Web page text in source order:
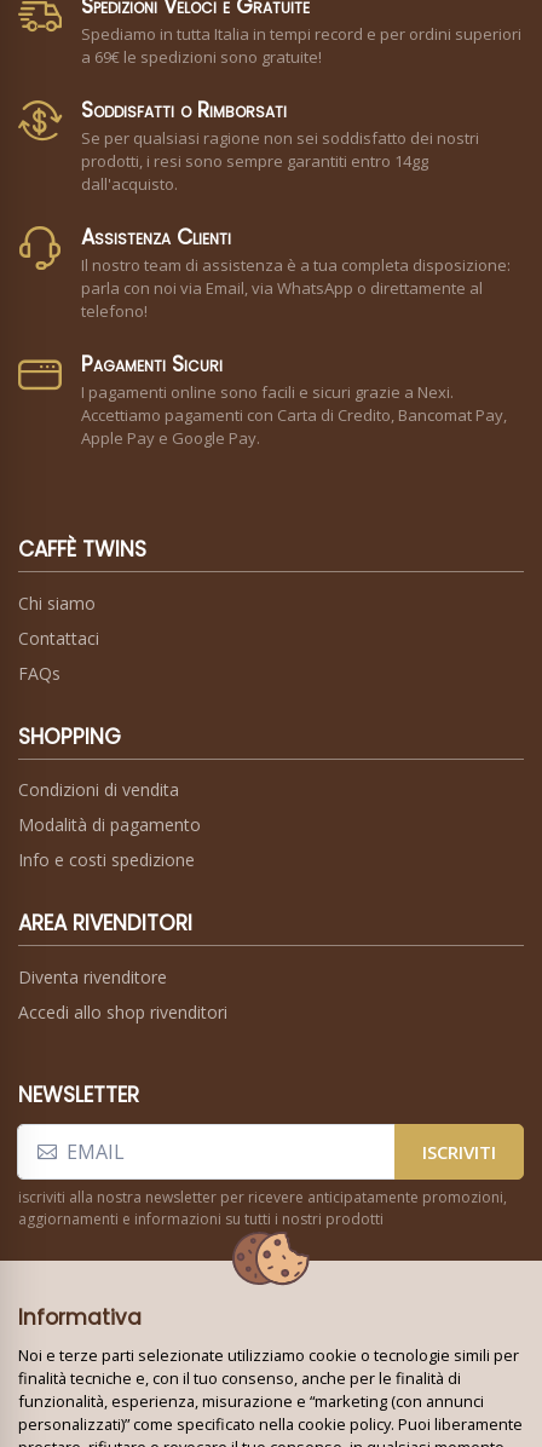
Spedizioni Veloci e Gratuite
Spediamo in tutta Italia in tempi record e per ordini superiori
a 69€ le spedizioni sono gratuite!
Soddisfatti o Rimborsati
Se per qualsiasi ragione non sei soddisfatto dei nostri
prodotti, i resi sono sempre garantiti entro 14gg
dall'acquisto.
Assistenza Clienti
Il nostro team di assistenza è a tua completa disposizione:
parla con noi via Email, via WhatsApp o direttamente al
telefono!
Pagamenti Sicuri
I pagamenti online sono facili e sicuri grazie a Nexi.
Accettiamo pagamenti con Carta di Credito, Bancomat Pay,
Apple Pay e Google Pay.
CAFFÈ TWINS
Chi siamo
Contattaci
FAQs
SHOPPING
Condizioni di vendita
Modalità di pagamento
Info e costi spedizione
AREA RIVENDITORI
Diventa rivenditore
Accedi allo shop rivenditori
NEWSLETTER
ISCRIVITI
iscriviti alla nostra newsletter per ricevere anticipatamente promozioni,
aggiornamenti e informazioni su tutti i nostri prodotti
Seguici su:
Informativa
Noi e terze parti selezionate utilizziamo cookie o tecnologie simili per
finalità tecniche e, con il tuo consenso, anche per le finalità di
funzionalità, esperienza, misurazione e “marketing (con annunci
personalizzati)” come specificato nella cookie policy. Puoi liberamente